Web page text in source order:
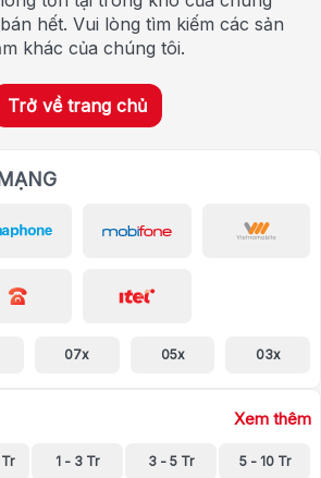
hết. Vui lòng tìm kiếm các sản
khác của chúng tôi.
Trở về trang chủ
07x 05x 03x
Xem thêm
1 - 3 Tr 3 - 5 Tr 5 - 10 Tr